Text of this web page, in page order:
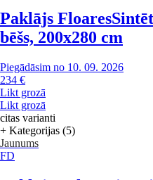
Paklājs Floares
bēšs, 200x280 cm
Piegādāsim no 10. 09. 2026
234 €
Likt grozā
Likt grozā
citas varianti
+ Kategorijas (5)
Jaunums
FD